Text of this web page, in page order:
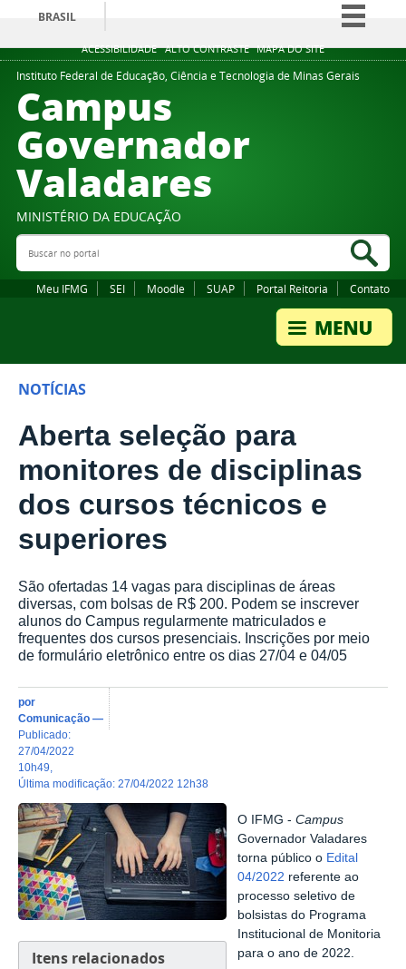
ACESSIBILIDADE ALTO CONTRASTE MAPA DO SITE
BRASIL
Simplifique!
Comunica BR
Instituto Federal de Educação, Ciência e Tecnologia de Minas Gerais
Campus
Governador
Valadares
MINISTÉRIO DA EDUCAÇÃO
Buscar no portal
Meu IFMG SEI Moodle SUAP Portal Reitoria Contato
NOTÍCIAS
Aberta seleção para
monitores de disciplinas
dos cursos técnicos e
superiores
São ofertadas 14 vagas para disciplinas de áreas
diversas, com bolsas de R$ 200. Podem se inscrever
alunos do Campus regularmente matriculados e
frequentes dos cursos presenciais. Inscrições por meio
de formulário eletrônico entre os dias 27/04 e 04/05
por
Comunicação —
publicado:
27/04/2022
10h49
última modificação: 27/04/2022 12h38
Itens relacionados
O IFMG -Campus
Governador Valadares
torna público o Edital
04/2022 referente ao
processo seletivo de
bolsistas do Programa
Institucional de Monitoria
para o ano de 2022.